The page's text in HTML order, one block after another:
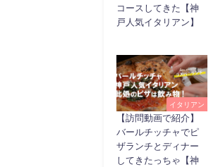
コースしてきた【神
戸人気イタリアン】
イタリアン
【訪問動画で紹介】
バールチッチャでピ
ザランチとディナー
してきたっちゃ【神